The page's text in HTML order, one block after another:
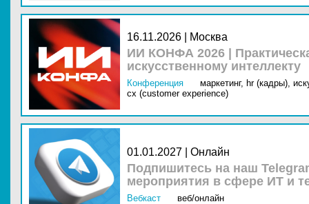
16.11.2026 | Москва
ИИ КОНФА 2026 |
искусственному интеллекту
Конференция маркетинг, hr (кадры),
cx (customer experience)
01.01.2027 | Онлайн
Подпишитесь на наш
мероприятия в сфере ИТ и
Вебкаст веб/онлайн